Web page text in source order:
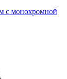
с монохромной